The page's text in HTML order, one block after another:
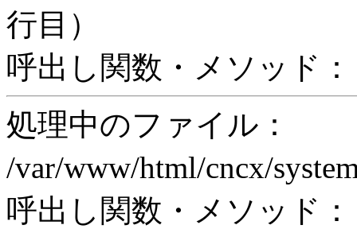
行目）
呼出し関数・メソッド：
処理中のファイル：
/var/www/html/cncx/
呼出し関数・メソッド：